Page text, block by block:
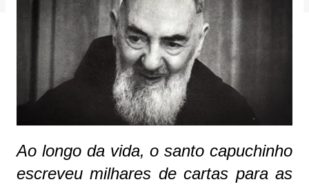
Ao longo da vida, o santo capuchinho
escreveu milhares de cartas para as